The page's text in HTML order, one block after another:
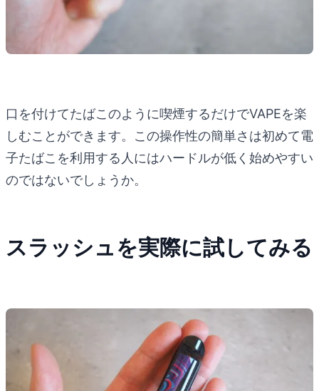
口を付けてたばこのように喫煙するだけでVAPEを楽
しむことができます。この操作性の簡単さは初めて電
子たばこを利用する人にはハードルが低く始めやすい
のではないでしょうか。
スラッシュを実際に試してみる